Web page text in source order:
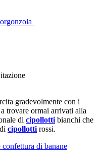
gradevolmente con i
trovare ormai arrivati alla
di cipollotti bianchi che
cipollotti rossi.
di banane